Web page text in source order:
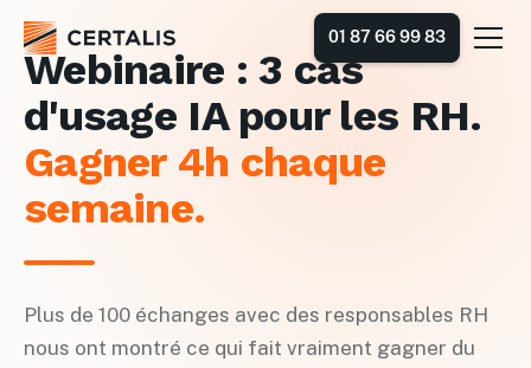
01 87 66 99 83
Webinaire : 3 cas
d'usage IA pour les RH.
Gagner 4h chaque
semaine.
Plus de 100 échanges avec des responsables RH
nous ont montré ce qui fait vraiment gagner du